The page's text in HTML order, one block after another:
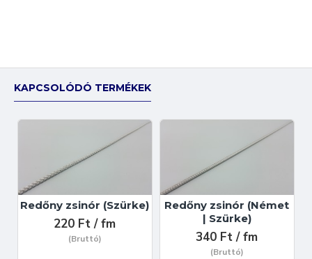
KAPCSOLÓDÓ TERMÉKEK
Redőny zsinór (Szürke)
220 Ft / fm
(Bruttó)
Redőny zsinór (Német
| Szürke)
340 Ft / fm
(Bruttó)